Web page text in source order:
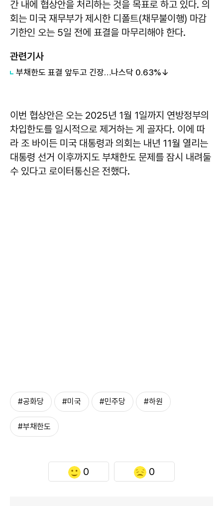
간 내에 협상안을 처리하는 것을 목표로 하고 있다. 의
회는 미국 재무부가 제시한 디폴트(채무불이행) 마감
기한인 오는 5일 전에 표결을 마무리해야 한다.
관련기사
부채한도 표결 앞두고 긴장…나스닥 0.63%↓
이번 협상안은 오는 2025년 1월 1일까지 연방정부의
차입한도를 일시적으로 제거하는 게 골자다. 이에 따
라 조 바이든 미국 대통령과 의회는 내년 11월 열리는
대통령 선거 이후까지도 부채한도 문제를 잠시 내려둘
수 있다고 로이터통신은 전했다.
#공화당 #미국 #민주당 #하원
#부채한도
0 0